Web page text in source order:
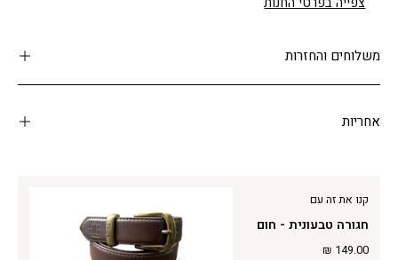
משלוחים והחזרות
אחריות
קנו את זה עם
חגורה טבעונית - חום
149.00 ₪